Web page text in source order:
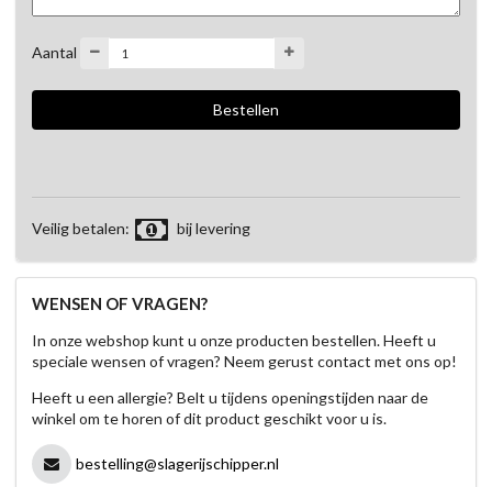
Aantal
Veilig betalen: bij levering
WENSEN OF VRAGEN?
In onze webshop kunt u onze producten bestellen. Heeft u
speciale wensen of vragen? Neem gerust contact met ons op!
Heeft u een allergie? Belt u tijdens openingstijden naar de
winkel om te horen of dit product geschikt voor u is.
bestelling@slagerijschipper.nl